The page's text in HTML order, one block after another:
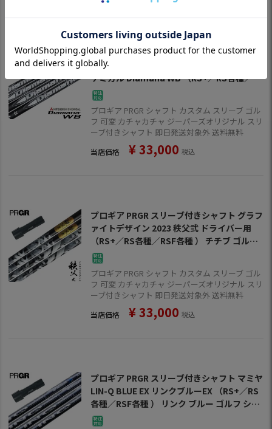
【在庫限り・特別価格|お取り寄せ不可】プロ
ギア PRGR スリーブ付きシャフト 2024 三菱
ケミカル Diamana WB （RS+／RS各種／R
SF各種 ） ディアマナWB ゴルフ シャフト
プロギア PRGR シャフト カスタム スリーブ ゴル
フ 可変 カチャカチャ ジーパーズオリジナル スリ
ーブ付きシャフト 即日発送対象外 送料無料
当店価格 ¥33,000 税込
プロギア PRGR スリーブ付きシャフト グラフ
ァイトデザイン 2023 秩父弐 ドライバー用
（RS+／RS各種／RSF各種 ） チチブ ゴルフ
シャフト
プロギア PRGR シャフト カスタム スリーブ ゴル
フ 可変 カチャカチャ ジーパーズオリジナル スリ
ーブ付きシャフト 即日発送対象外 送料無料
当店価格 ¥33,000 税込
プロギア PRGR スリーブ付きシャフト マミヤ
LIN-Q BLUE EX リンクブルーEX （RS+／RS
各種／RSF各種 ） リンク ブルー ゴルフ シャ
フト